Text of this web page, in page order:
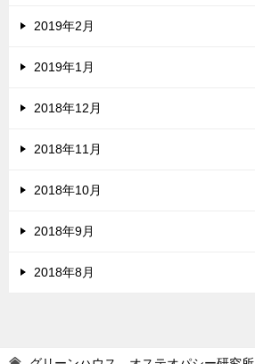
2019年2月
2019年1月
2018年12月
2018年11月
2018年10月
2018年9月
2018年8月